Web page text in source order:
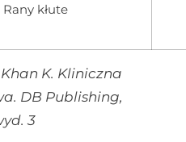
Rany kłute
K. Kliniczna
DB Publishing,
3